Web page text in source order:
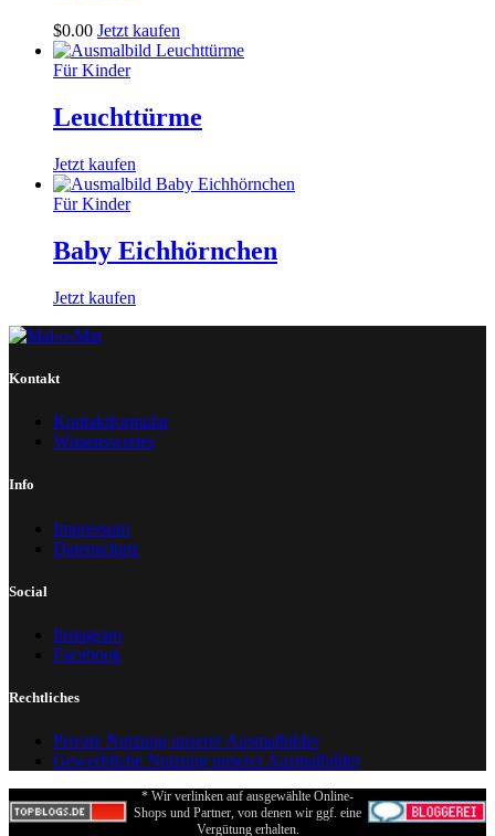
$0.00 Jetzt kaufen
Für Kinder
Leuchttürme
Jetzt kaufen
Für Kinder
Baby Eichhörnchen
Jetzt kaufen
Kontakt
Kontaktformular
Wissenswertes
Info
Impressum
Datenschutz
Social
Instagram
Facebook
Rechtliches
Private Nutzung unserer Ausmalbilder
Gewerbliche Nutzung unserer Ausmalbilder
* Wir verlinken auf ausgewählte Online-
Shops und Partner, von denen wir ggf. eine
Vergütung erhalten.